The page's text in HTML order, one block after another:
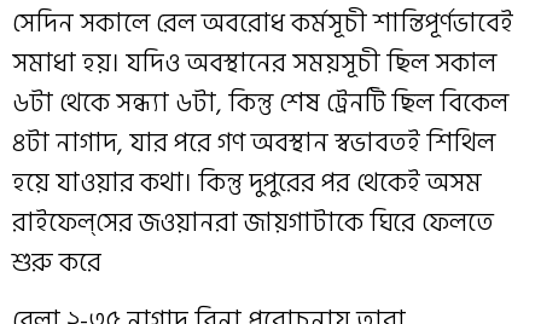
সেদিন সকালে রেল অবরোধ কর্মসূচী শান্তিপূর্ণভাবেই
সমাধা হয়। যদিও অবস্থানের সময়সূচী ছিল সকাল
৬টা থেকে সন্ধ্যা ৬টা, কিন্তু শেষ ট্রেনটি ছিল বিকেল
৪টা নাগাদ, যার পরে গণ অবস্থান স্বভাবতই শিথিল
হয়ে যাওয়ার কথা। কিন্তু দুপুরের পর থেকেই অসম
রাইফেল্‌সের জওয়ানরা জায়গাটাকে ঘিরে ফেলতে
শুরু করে